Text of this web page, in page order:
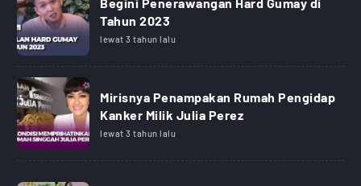
Tahun 2023
lewat 3 tahun lalu
Mirisnya Penampakan Rumah Pengidap
Kanker Milik Julia Perez
lewat 3 tahun lalu